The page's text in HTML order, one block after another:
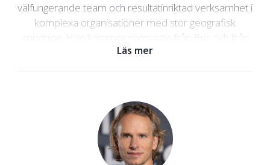
välfungerande team och resultatinriktad verksamhet i
komplexa organisationer med stor geografisk
spridning. Hon kommer närmaste från Bris och från
rollen som ordförande för Fairtrade. Sofia Walan har
tidigare varit generalsekreterare för Kristna
Guatemala och Mexiko. Hon har även arbetat med
frågor kopplade till Internationella Valutafonden och
Världsbankens roll i demokratibyggande. Sofia leder
verksamheten på Civil Rights Defenders tillsammans
Läs mer